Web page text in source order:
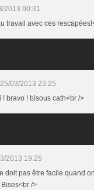
2013 00:31
travail avec ces
25/03/2013 23:25
! bravo ! bisous cath<br />
2013 19:25
doit pas être facile quand
/>